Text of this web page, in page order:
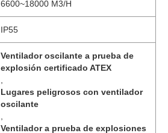
6600~18000 M3/H
IP55
Ventilador oscilante a prueba de
explosión certificado ATEX
Lugares peligrosos con ventilador
oscilante
Ventilador a prueba de explosiones